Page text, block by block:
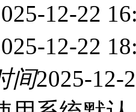
12-22
12-22
间2025-12-